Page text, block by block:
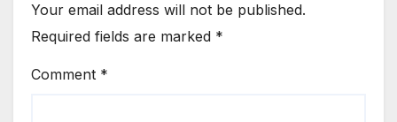
Your email address will not be published.
Required fields are marked *
Comment *